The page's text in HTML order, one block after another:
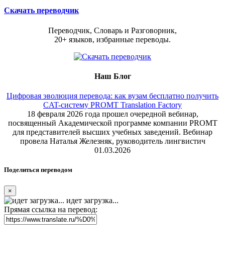
Скачать переводчик
Переводчик, Словарь и Разговорник,
20+ языков, избранные переводы.
Наш Блог
Цифровая эволюция перевода: как вузам бесплатно получить
CAT-систему PROMT Translation Factory
18 февраля 2026 года прошел очередной вебинар,
посвященный Академической программе компании PROMT
для представителей высших учебных заведений. Вебинар
провела Наталья Железняк, руководитель лингвистич
01.03.2026
Поделиться переводом
×
идет загрузка...
Прямая ссылка на перевод: